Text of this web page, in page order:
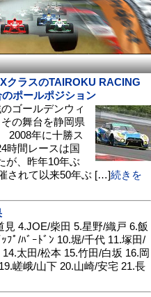
クラスのTAIROKU RACING
ポールポジション
ゴールデンウィ
の舞台を静岡県
2008年に十勝ス
時間レースは国
が、昨年10年ぶ
されて以来50年ぶ […]続きを
見 4.JOE/柴田 5.星野/織戸 6.飯
ﾌﾟ/ﾊﾞｰﾄﾞﾝ 10.堀/千代 11.塚田/
太田/松本 15.竹田/白坂 16.岡
嵯峨/山下 20.山崎/安宅 21.長